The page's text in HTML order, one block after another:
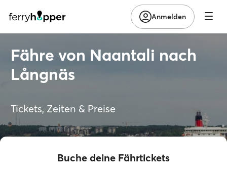
Anmelden
Fähre von Naantali nach
Långnäs
Tickets, Zeiten & Preise
Buche deine Fährtickets